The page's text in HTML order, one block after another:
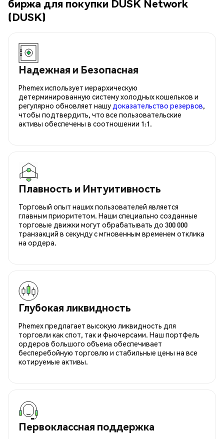
биржа для покупки DUSK Network
(DUSK)
Надежная и Безопасная
Phemex использует иерархическую
детерминированную систему холодных кошельков и
регулярно обновляет нашу доказательство резервов,
чтобы подтвердить, что все пользовательские
активы обеспечены в соотношении 1:1.
Плавность и Интуитивность
Торговый опыт наших пользователей является
главным приоритетом. Наши специально созданные
торговые движки могут обрабатывать до 300 000
транзакций в секунду с мгновенным временем отклика
на ордера.
Глубокая ликвидность
Phemex предлагает высокую ликвидность для
торговли как спот, так и фьючерсами. Наш портфель
ордеров большого объема обеспечивает
бесперебойную торговлю и стабильные цены на все
котируемые активы.
Первоклассная поддержка